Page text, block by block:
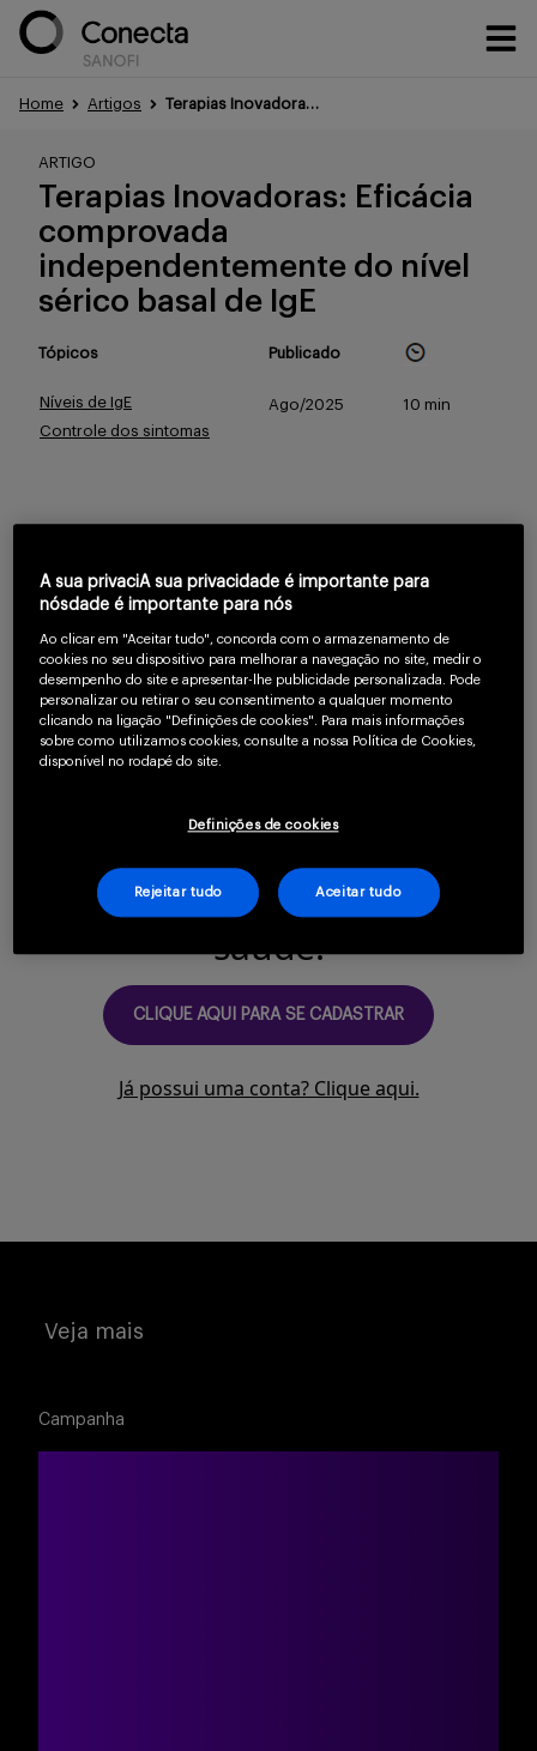
Eventos
Treinamentos
Serviços
Sobre
Home Artigos Terapias Inovadoras: Eficácia comprovada independentemente do nível sérico basal de IgE
ARTIGO
Terapias Inovadoras: Eficácia
comprovada
independentemente do nível
sérico basal de IgE
Tópicos
Níveis de IgE
Controle dos sintomas
Publicado
Ago/2025 10 min
crônica inflamatória de pele com grande
impacto qualidade de vida do paciente. Muitos
pacientes com UCE permanecem sem controle
apesar do uso de Anti-histamínico de segunda
geração e terapia anti-IgE.
Para continuar lendo
confirme que você é
um profissional da
saúde.
CLIQUE AQUI PARA SE CADASTRAR
Já possui uma conta? Clique aqui.
Veja mais
Campanha
A sua privaciA sua privacidade é importante para
nósdade é importante para nós
Ao clicar em "Aceitar tudo", concorda com o armazenamento de
cookies no seu dispositivo para melhorar a navegação no site, medir o
desempenho do site e apresentar-lhe publicidade personalizada. Pode
personalizar ou retirar o seu consentimento a qualquer momento
clicando na ligação "Definições de cookies". Para mais informações
sobre como utilizamos cookies, consulte a nossa Política de Cookies,
disponível no rodapé do site.
Definições de cookies
Rejeitar tudo Aceitar tudo